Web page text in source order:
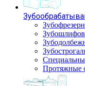
Протяжные